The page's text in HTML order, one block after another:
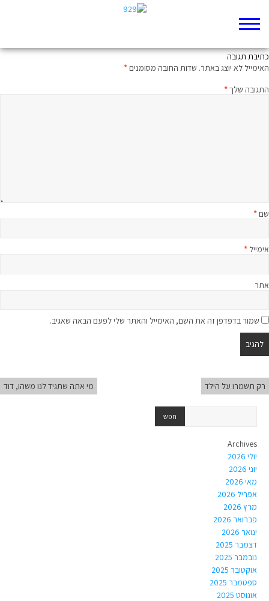
כתיבת תגובה
האימייל לא יוצג באתר. שדות החובה מסומנים*
התגובה שלך*
שם*
אימייל *
אתר
שמור בדפדפן זה את השם, האימייל והאתר שלי לפעם הבאה שאגיב.
רק תשמרו על הילד מי אתה שתגיד לנו משהו, דוד
Archives
יולי 2026
יוני 2026
מאי 2026
אפריל 2026
מרץ 2026
פברואר 2026
ינואר 2026
דצמבר 2025
נובמבר 2025
אוקטובר 2025
ספטמבר 2025
אוגוסט 2025